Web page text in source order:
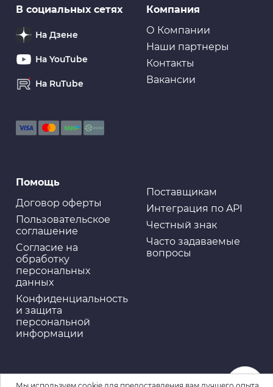
Антикоррозийные покрытия
Состав холодного цинкования VIXEN VX-23000
аэрозоль 520мл (12шт/уп)
Антикоррозийные покрытия
Антикор-спрей с добавлением воска (прозрачный)
Уход за кузовом
Спрей для удаления наклеек KANGAROO, 420мл
Уход за кузовом
Компания
О Компании
Наши партнеры
Контакты
Вакансии
Помощь
Договор оферты
Пользовательское
соглашение
Cогласие на
обработку
персональных
данных
Конфиденциальность
и защита
персональной
информации
Поставщикам
Интеграция по API
Честный знак
Часто задаваемые
вопросы
В социальных сетях
На Дзене
На YouTube
На RuTube